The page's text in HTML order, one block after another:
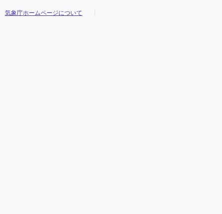
気象庁ホームページについて